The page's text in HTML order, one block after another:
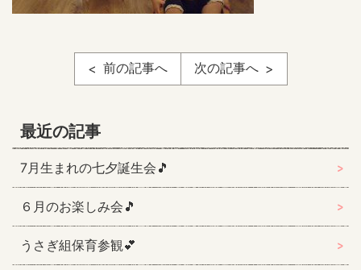
前の記事へ 次の記事へ
最近の記事
7月生まれの七夕誕生会🎵
６月のお楽しみ会🎵
うさぎ組保育参観💕